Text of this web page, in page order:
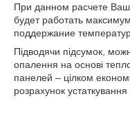
При данном расчете
будет работать
поддержание
Підводячи підсумок,
опалення на основі
панелей – цілком
розрахунок